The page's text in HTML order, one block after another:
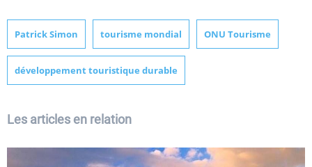
Patrick Simon tourisme mondial ONU Tourisme
développement touristique durable
Les articles en relation